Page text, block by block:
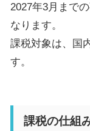
2027年3月まで
なります。
課税対象は、国
す。
課税の仕組